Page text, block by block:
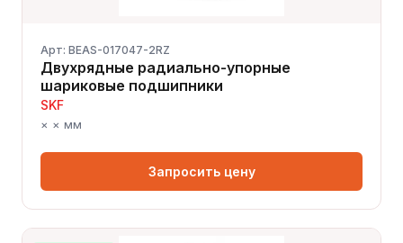
Арт: BEAS-017047-2RZ
Двухрядные радиально-упорные
шариковые подшипники
SKF
× × мм
Запросить цену